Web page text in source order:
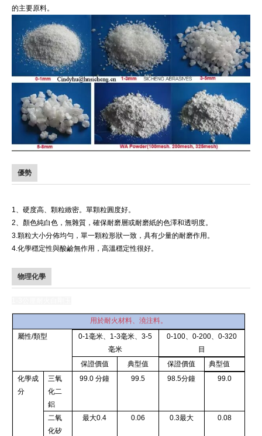
的主要原料。
優勢
1、硬度高、顆粒緻密。單顆粒圓度好。
2、顏色純白色，無雜質，確保耐磨層或耐磨紙的色澤和透明度。
3.顆粒大小分佈均勻，單一顆粒形狀一致，具有少量的耐磨作用。
4.化學穩定性與酸鹼無作用，高溫穩定性很好。
物理化學
用於耐火材料、澆注料。
屬性/類型
0-1毫米、1-3毫米、3-5
毫米
0-100、0-200、0-320
目
保證價值
典型值 保證價值
典型值
化學成
分
三氧
化二
鋁
99.0 分鐘 99.5 98.5分鐘 99.0
二氧
化矽
最大0.4 0.06 0.3最大 0.08